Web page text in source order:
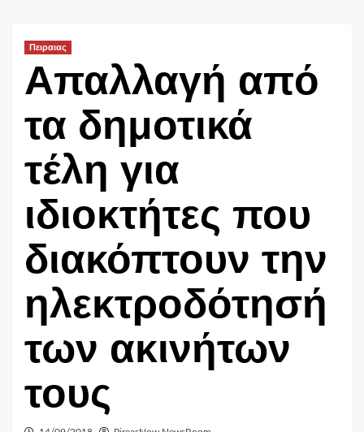
Πειραιας
Απαλλαγή από
τα δημοτικά
τέλη για
ιδιοκτήτες που
διακόπτουν την
ηλεκτροδότησή
των ακινήτων
τους